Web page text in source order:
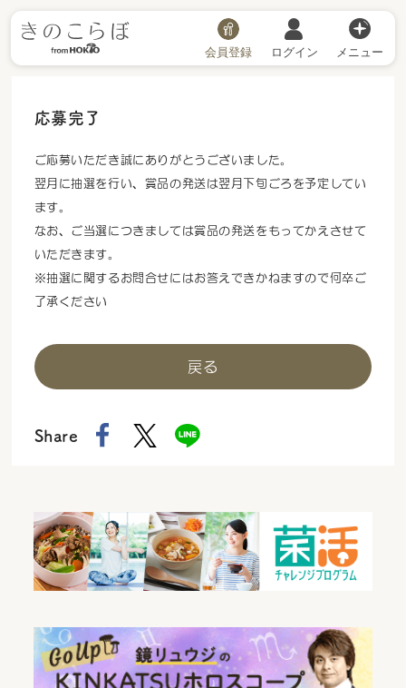
会員登録 ログイン メニュー
応募完了
ご応募いただき誠にありがとうございました。
翌月に抽選を行い、賞品の発送は翌月下旬ごろを予定してい
ます。
なお、ご当選につきましては賞品の発送をもってかえさせて
いただきます。
※抽選に関するお問合せにはお答えできかねますので何卒ご
了承ください
戻る
Share